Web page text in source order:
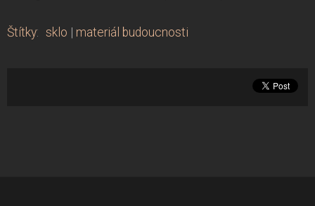
Štítky: sklo | materiál budoucnosti